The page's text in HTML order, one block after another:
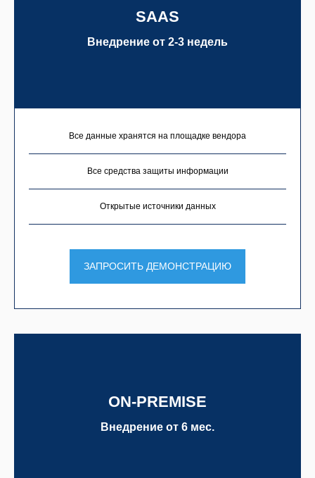
SAAS
Внедрение от 2-3 недель
Все данные хранятся на площадке вендора
Все средства защиты информации
Открытые источники данных
ЗАПРОСИТЬ ДЕМОНСТРАЦИЮ
ON-PREMISE
Внедрение от 6 мес.